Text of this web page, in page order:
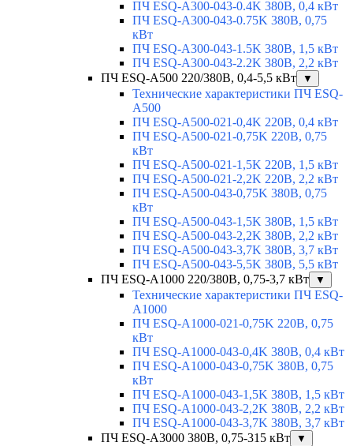
ПЧ ESQ-A300-043-0.4K 380В, 0,4 кВт
ПЧ ESQ-A300-043-0.75K 380В, 0,75
кВт
ПЧ ESQ-A300-043-1.5K 380В, 1,5 кВт
ПЧ ESQ-A300-043-2.2K 380В, 2,2 кВт
ПЧ ESQ-A500 220/380В, 0,4-5,5 кВт
▼
Технические характеристики ПЧ ESQ-
A500
ПЧ ESQ-A500-021-0,4K 220В, 0,4 кВт
ПЧ ESQ-A500-021-0,75K 220В, 0,75
кВт
ПЧ ESQ-A500-021-1,5K 220В, 1,5 кВт
ПЧ ESQ-A500-021-2,2K 220В, 2,2 кВт
ПЧ ESQ-A500-043-0,75K 380В, 0,75
кВт
ПЧ ESQ-A500-043-1,5K 380В, 1,5 кВт
ПЧ ESQ-A500-043-2,2K 380В, 2,2 кВт
ПЧ ESQ-A500-043-3,7K 380В, 3,7 кВт
ПЧ ESQ-A500-043-5,5K 380В, 5,5 кВт
ПЧ ESQ-A1000 220/380В, 0,75-3,7 кВт
▼
Технические характеристики ПЧ ESQ-
A1000
ПЧ ESQ-A1000-021-0,75K 220В, 0,75
кВт
ПЧ ESQ-A1000-043-0,4K 380В, 0,4 кВт
ПЧ ESQ-A1000-043-0,75K 380В, 0,75
кВт
ПЧ ESQ-A1000-043-1,5K 380В, 1,5 кВт
ПЧ ESQ-A1000-043-2,2K 380В, 2,2 кВт
ПЧ ESQ-A1000-043-3,7K 380В, 3,7 кВт
ПЧ ESQ-A3000 380В, 0,75-315 кВт
▼